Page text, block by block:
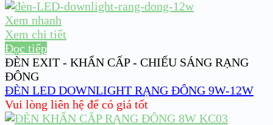
Xem nhanh
Xem chi tiết
Đọc tiếp
ĐÈN EXIT - KHẨN CẤP - CHIẾU SÁNG RẠNG
ĐÔNG
ĐÈN LED DOWNLIGHT RẠNG ĐÔNG 9W-12W
Vui lòng liên hệ để có giá tốt